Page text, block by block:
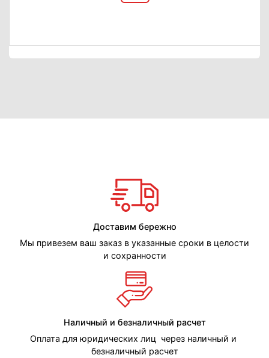
Доставим бережно
Мы привезем ваш заказ в указанные сроки в целости
и сохранности
Наличный и безналичный расчет
Оплата для юридических лиц через наличный и
безналичный расчет